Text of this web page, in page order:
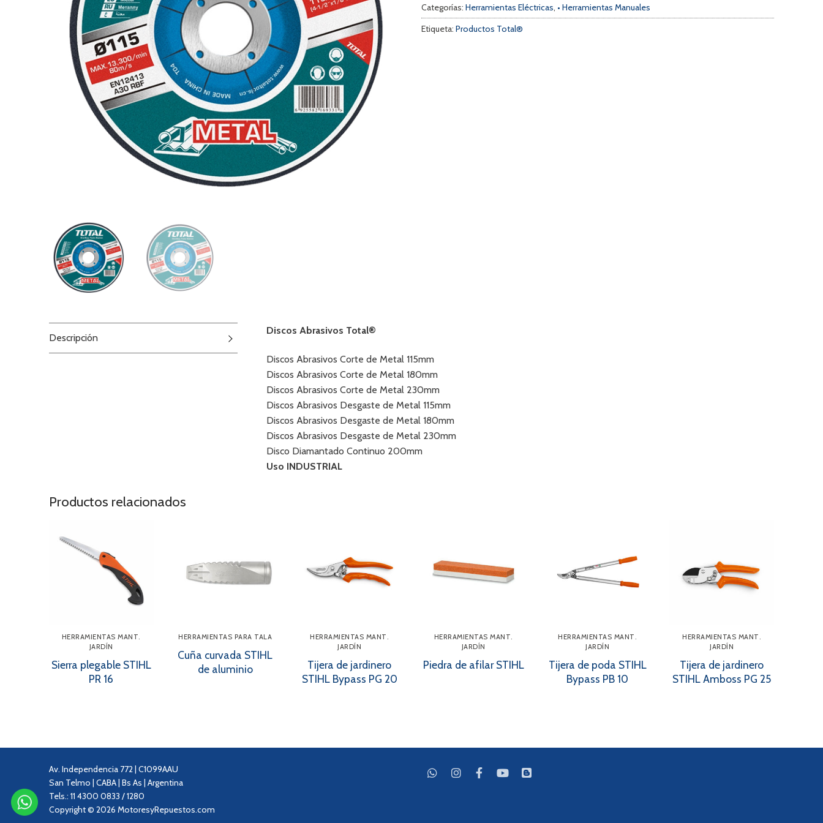
Servicio Técnico
Contacto
Búsqueda
de
productos
Categorías: Herramientas Eléctricas, • Herramientas Manuales
Etiqueta: Productos Total®
Descripción
Discos Abrasivos Total®
Discos Abrasivos Corte de Metal 115mm
Discos Abrasivos Corte de Metal 180mm
Discos Abrasivos Corte de Metal 230mm
Discos Abrasivos Desgaste de Metal 115mm
Discos Abrasivos Desgaste de Metal 180mm
Discos Abrasivos Desgaste de Metal 230mm
Disco Diamantado Continuo 200mm
Uso INDUSTRIAL
Productos relacionados
HERRAMIENTAS MANT.
JARDÍN
Sierra plegable STIHL
PR 16
HERRAMIENTAS PARA TALA
Cuña curvada STIHL
de aluminio
HERRAMIENTAS MANT.
JARDÍN
Tijera de jardinero
STIHL Bypass PG 20
HERRAMIENTAS MANT.
JARDÍN
Piedra de afilar STIHL
HERRAMIENTAS MANT.
JARDÍN
Tijera de poda STIHL
Bypass PB 10
HERRAMIENTAS MANT.
JARDÍN
Tijera de jardinero
STIHL Amboss PG 25
Av. Independencia 772 | C1099AAU
San Telmo | CABA | Bs As | Argentina
Tels.: 11 4300 0833 / 1280
Copyright © 2026 MotoresyRepuestos.com